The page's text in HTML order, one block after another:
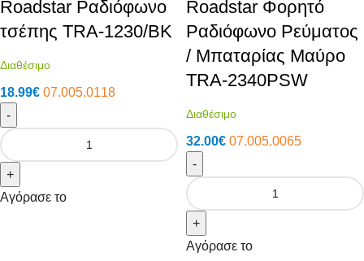
Roadstar Ραδιόφωνο
τσέπης TRA-1230/BK
Διαθέσιμο
18.99€ 07.005.0118
-
+
Αγόρασε το
Roadstar Φορητό
Ραδιόφωνο Ρεύματος
/ Μπαταρίας Μαύρο
TRA-2340PSW
Διαθέσιμο
32.00€ 07.005.0065
-
+
Αγόρασε το